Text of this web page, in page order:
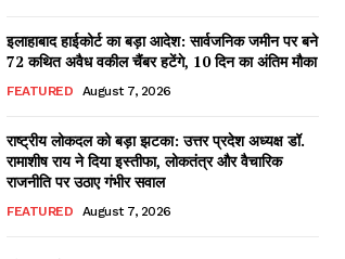
इलाहाबाद हाईकोर्ट का बड़ा आदेश: सार्वजनिक जमीन पर बने
72 कथित अवैध वकील चैंबर हटेंगे, 10 दिन का अंतिम मौका
FEATURED August 7, 2026
राष्ट्रीय लोकदल को बड़ा झटका: उत्तर प्रदेश अध्यक्ष डॉ.
रामाशीष राय ने दिया इस्तीफा, लोकतंत्र और वैचारिक
राजनीति पर उठाए गंभीर सवाल
FEATURED August 7, 2026